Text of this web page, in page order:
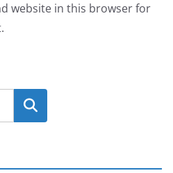
website in this browser for
Search